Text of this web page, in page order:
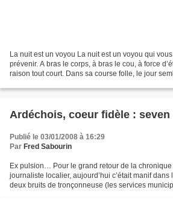
La nuit est un voyou La nuit est un voyou qui
prévenir. A bras le corps, à bras le cou, à force
raison tout court. Dans sa course folle, le jour
Ardéchois, coeur fidèle : seven
Publié le 03/01/2008 à 16:29
Par Fred Sabourin
Ex pulsion… Pour le grand retour de la chronique
journaliste localier, aujourd’hui c’était manif dans
deux bruits de tronçonneuse (les services